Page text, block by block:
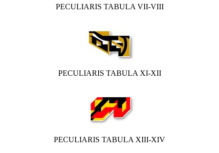
PECULIARIS TABULA VII-VIII
PECULIARIS TABULA XI-XII
PECULIARIS TABULA XIII-XIV